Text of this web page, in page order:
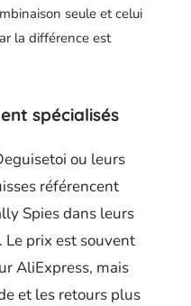
seule et celui
la différence est
spécialisés
ou leurs
référencent
Spies dans leurs
prix est souvent
AliExpress, mais
et les retours plus